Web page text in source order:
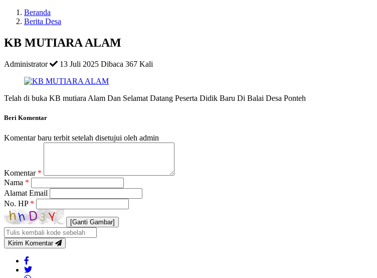
Beranda
Berita Desa
KB MUTIARA ALAM
Administrator 13 Juli 2025 Dibaca 367 Kali
Telah di buka KB mutiara Alam Dan Selamat Datang Peserta Didik Baru Di Balai Desa Ponteh
Beri Komentar
Komentar baru terbit setelah disetujui oleh admin
Komentar *
Nama *
Alamat Email
No. HP *
[Ganti Gambar]
Kirim Komentar